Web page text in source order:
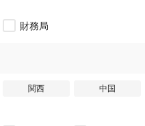
財務局
関西 中国